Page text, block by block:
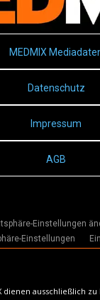
MEDMIX
Datenschutz
Impressum
AGB
Einstellungen
Einstellungen
dienen ausschließlich